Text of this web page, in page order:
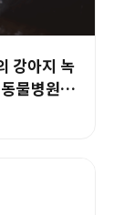
강아지 녹
물병원